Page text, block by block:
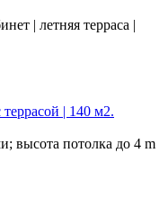
| летняя терраса |
высота потолка до 4 m